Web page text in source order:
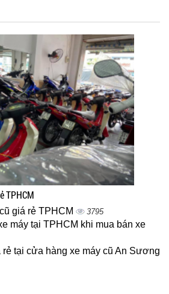
TPHCM
giá rẻ TPHCM 3795
máy tại TPHCM khi mua bán xe
rẻ tại cửa hàng xe máy cũ An Sương